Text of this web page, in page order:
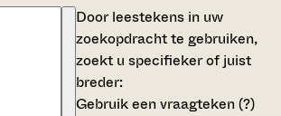
Door leestekens in uw
zoekopdracht te gebruiken,
zoekt u specifieker of juist
breder:
Gebruik eenvraagteken (?)